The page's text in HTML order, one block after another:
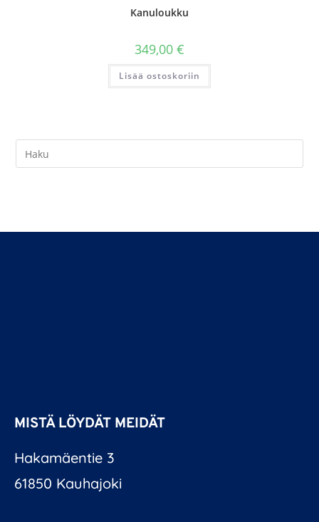
Kanuloukku
349,00 €
Lisää ostoskoriin
MISTÄ LÖYDÄT MEIDÄT
Hakamäentie 3
61850 Kauhajoki